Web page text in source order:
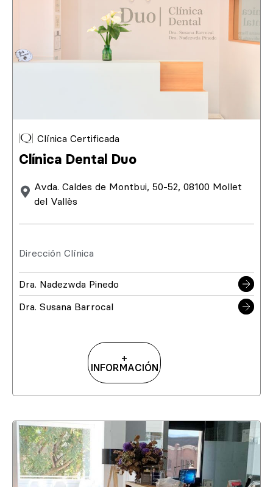
Clínica Certificada
Clínica Dental Duo
Avda. Caldes de Montbui, 50-52, 08100 Mollet
del Vallès
Dirección Clínica
Dra. Nadezwda Pinedo
Dra. Susana Barrocal
+
INFORMACIÓN